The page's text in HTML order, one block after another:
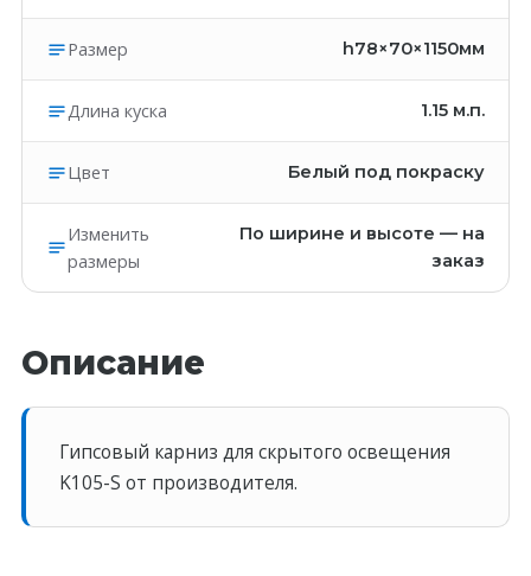
Размер h78×70×1150мм
Длина куска 1.15 м.п.
Цвет Белый под покраску
Изменить
размеры
По ширине и высоте — на
заказ
Описание
Гипсовый карниз для скрытого освещения
K105-S от производителя.